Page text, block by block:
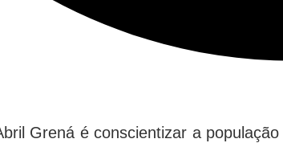
Grená é conscientizar a